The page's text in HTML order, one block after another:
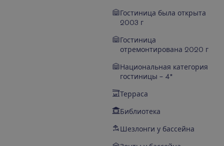
Гостиница была открыта
2003 г
Гостиница
отремонтирована 2020 г
Национальная категория
гостиницы – 4*
Терраса
Библиотека
Шезлонги у бассейна